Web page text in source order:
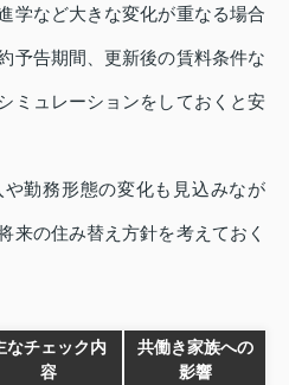
学など大きな変化が重なる場合
予告期間、更新後の賃料条件な
ミュレーションをしておくと安
勤務形態の変化も見込みなが
来の住み替え方針を考えておく
なチェック内
容
共働き家族への
影響